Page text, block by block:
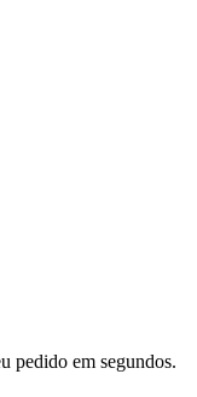
pedido em segundos.